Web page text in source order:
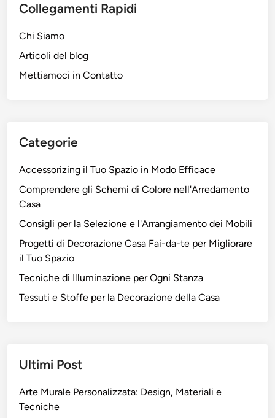
Collegamenti Rapidi
Chi Siamo
Articoli del blog
Mettiamoci in Contatto
Categorie
Accessorizing il Tuo Spazio in Modo Efficace
Comprendere gli Schemi di Colore nell'Arredamento
Casa
Consigli per la Selezione e l'Arrangiamento dei Mobili
Progetti di Decorazione Casa Fai-da-te per Migliorare
il Tuo Spazio
Tecniche di Illuminazione per Ogni Stanza
Tessuti e Stoffe per la Decorazione della Casa
Ultimi Post
Arte Murale Personalizzata: Design, Materiali e
Tecniche